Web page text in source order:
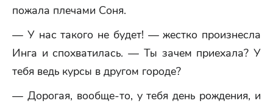
пожала плечами Соня.
— У нас такого не будет! — жестко произнесла
Инга и спохватилась. — Ты зачем приехала? У
тебя ведь курсы в другом городе?
— Дорогая, вообще-то, у тебя день рождения, и